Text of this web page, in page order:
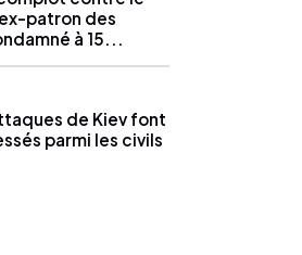
patron des
à 15...
de Kiev font
parmi les civils